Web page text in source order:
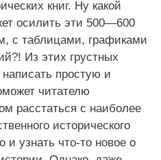
книг. Ну какой
осилить эти 500—600
с таблицами, графиками
Из этих грустных
простую и
читателю
расстаться с наиболее
исторического
и узнать что-то новое о